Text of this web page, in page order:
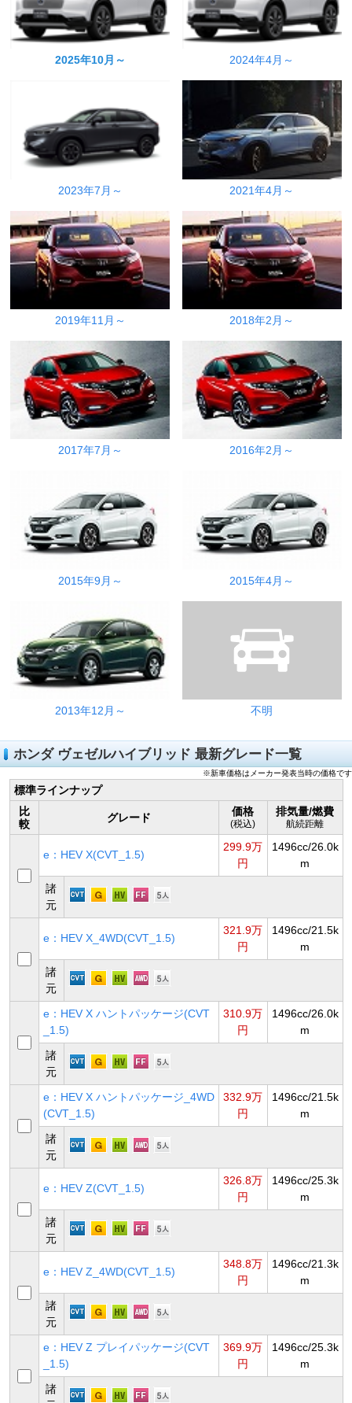
2025年10月～ 2024年4月～
2023年7月～ 2021年4月～
2019年11月～ 2018年2月～
2017年7月～ 2016年2月～
2015年9月～ 2015年4月～
2013年12月～ 不明
ホンダ ヴェゼルハイブリッド 最新グレード一覧
※新車価格はメーカー発表当時の価格です
標準ラインナップ
比
較
グレード 価格
(税込)
排気量/燃費
航続距離
e：HEV X(CVT_1.5)
299.9万
円
1496cc/26.0k
m
諸
元
e：HEV X_4WD(CVT_1.5)
321.9万
円
1496cc/21.5k
m
諸
元
e：HEV X ハントパッケージ(CVT
_1.5)
310.9万
円
1496cc/26.0k
m
諸
元
e：HEV X ハントパッケージ_4WD
(CVT_1.5)
332.9万
円
1496cc/21.5k
m
諸
元
e：HEV Z(CVT_1.5)
326.8万
円
1496cc/25.3k
m
諸
元
e：HEV Z_4WD(CVT_1.5)
348.8万
円
1496cc/21.3k
m
諸
元
e：HEV Z プレイパッケージ(CVT
_1.5)
369.9万
円
1496cc/25.3k
m
諸